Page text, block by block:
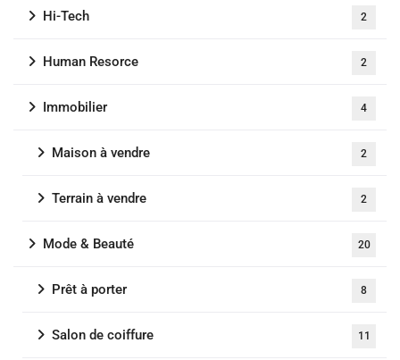
Hi-Tech 2
Human Resorce 2
Immobilier 4
Maison à vendre 2
Terrain à vendre 2
Mode & Beauté 20
Prêt à porter 8
Salon de coiffure 11